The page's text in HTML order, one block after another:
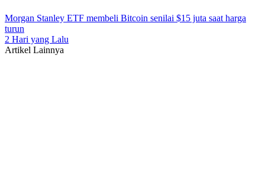
Morgan Stanley ETF membeli Bitcoin senilai $15 juta saat harga
turun
2 Hari yang Lalu
Artikel Lainnya